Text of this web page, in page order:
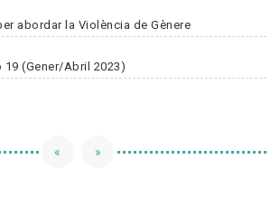
abordar la Violència de Gènere
19 (Gener/Abril 2023)
« »